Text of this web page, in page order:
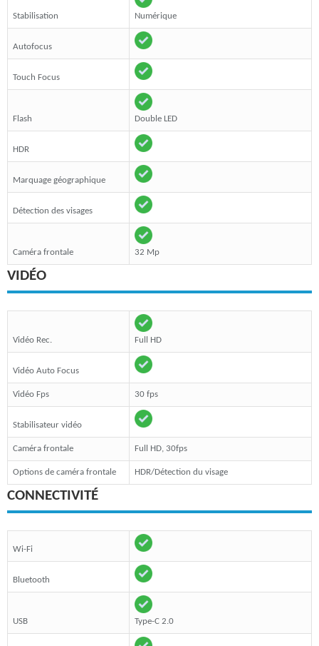
Stabilisation Numérique
Autofocus
Touch Focus
Flash Double LED
HDR
Marquage géographique
Détection des visages
Caméra frontale 32 Mp
VIDÉO
Vidéo Rec. Full HD
Vidéo Auto Focus
Vidéo Fps 30 fps
Stabilisateur vidéo
Caméra frontale Full HD, 30fps
Options de caméra frontale HDR/Détection du visage
CONNECTIVITÉ
Wi-Fi
Bluetooth
USB Type-C 2.0